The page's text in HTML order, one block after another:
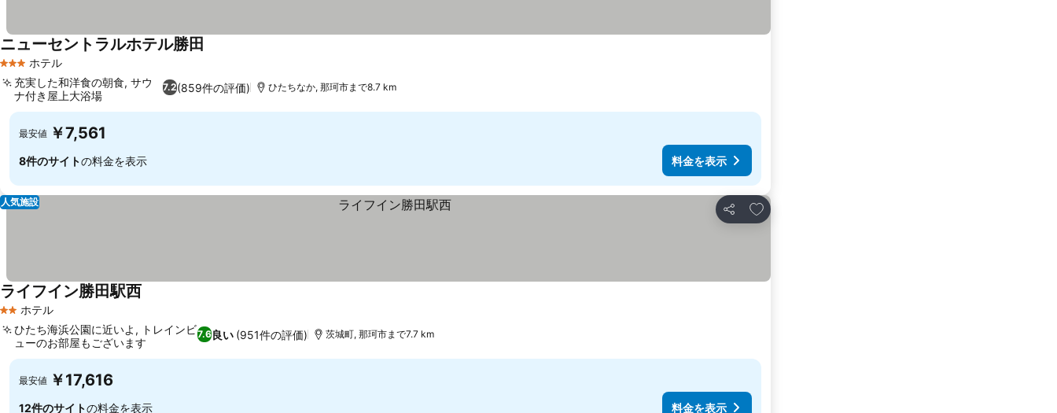
3 ホテルのランク
ホテル
ニューセントラルホテル勝田
7.2(859件の評価)
充実した和洋食の朝食, サウ
ナ付き屋上大浴場
ひたちなか, 那珂市まで8.7 km
最安値 ￥7,561
8件のサイトの料金を表示 料金を表示
シェア
お気に入りに追加
人気施設
2 ホテルのランク
ホテル
ライフイン勝田駅西
7.6良い (951件の評価)
ひたち海浜公園に近いよ, トレインビ
ューのお部屋もございます
茨城町, 那珂市まで7.7 km
最安値 ￥17,616
12件のサイトの料金を表示 料金を表示